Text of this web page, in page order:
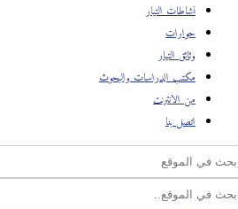
نشاطات التيار
حوارات
وثائق التيار
مكتب الدراسات والبحوث
من الانترنت
اتصل بنا